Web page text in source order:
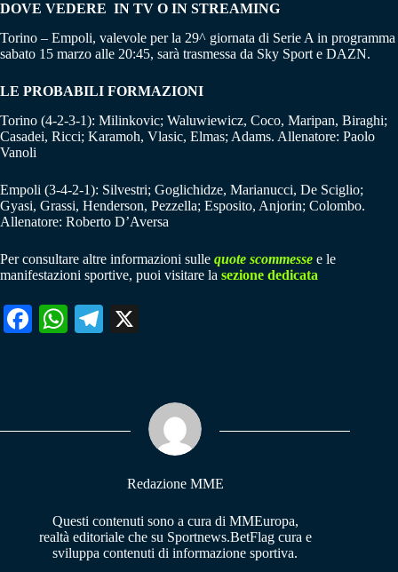
DOVE VEDERE IN TV O IN STREAMING
Torino – Empoli, valevole per la 29^ giornata di Serie A in programma
sabato 15 marzo alle 20:45, sarà trasmessa da Sky Sport e DAZN.
LE PROBABILI FORMAZIONI
Torino (4-2-3-1): Milinkovic; Waluwiewicz, Coco, Maripan, Biraghi;
Casadei, Ricci; Karamoh, Vlasic, Elmas; Adams. Allenatore: Paolo
Vanoli
Empoli (3-4-2-1): Silvestri; Goglichidze, Marianucci, De Sciglio;
Gyasi, Grassi, Henderson, Pezzella; Esposito, Anjorin; Colombo.
Allenatore: Roberto D’Aversa
Per consultare altre informazioni sulle quote scommesse e le
manifestazioni sportive, puoi visitare la sezione dedicata
Fa W
pp
Te
m
Redazione MME
Questi contenuti sono a cura di MMEuropa,
realtà editoriale che su Sportnews.BetFlag cura e
sviluppa contenuti di informazione sportiva.